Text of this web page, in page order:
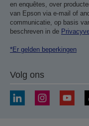
en enquêtes, over
van Epson via e-mail of
communicatie, op basis
beschreven in de
*Er gelden beperkingen
Volg ons